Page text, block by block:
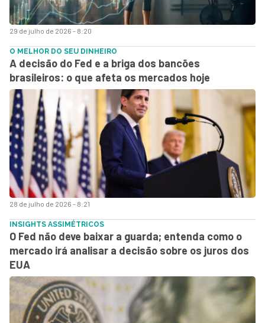
29 de julho de 2026 - 8:20
28 de julho de 2026 - 8:21
O MELHOR DO SEU DINHEIRO
A decisão do Fed e a briga dos bancões
brasileiros: o que afeta os mercados hoje
INSIGHTS ASSIMÉTRICOS
O Fed não deve baixar a guarda; entenda como o
mercado irá analisar a decisão sobre os juros dos
EUA